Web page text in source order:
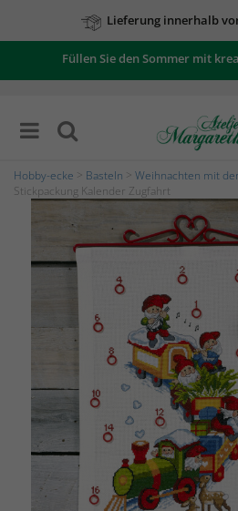
Lieferung innerhalb
Füllen Sie den Sommer mit
Hobby-ecke Basteln Weihnachten mit
Stickpackung Kalender Zugfahrt